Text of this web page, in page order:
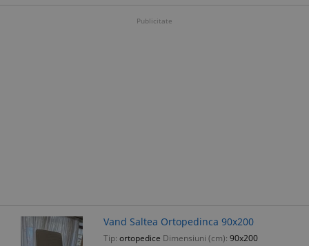
Publicitate
Vand Saltea Ortopedinca 90x200
Tip: ortopedice Dimensiuni (cm): 90x200